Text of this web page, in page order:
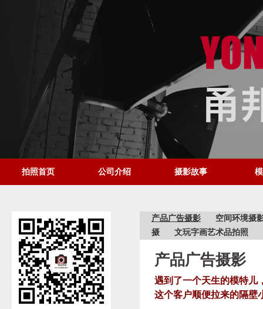
拍照首页 公司介绍 摄影故事
产品广告摄影
空间环境摄
摄
文玩字画艺术品拍照
产品广告摄影
遇到了一个天生的模特儿
这个客户顺便拉来的隔壁